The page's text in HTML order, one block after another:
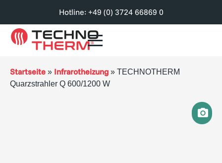
Hotline: +49 (0) 3724 66869 0
Startseite » Infrarotheizung » TECHNOTHERM
Quarzstrahler Q 600/1200 W